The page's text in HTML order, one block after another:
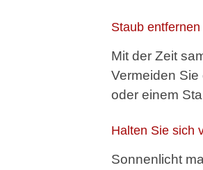
Staub entfernen
Mit der Zeit
Vermeiden
oder einem
Halten Sie sich
Sonnenlicht